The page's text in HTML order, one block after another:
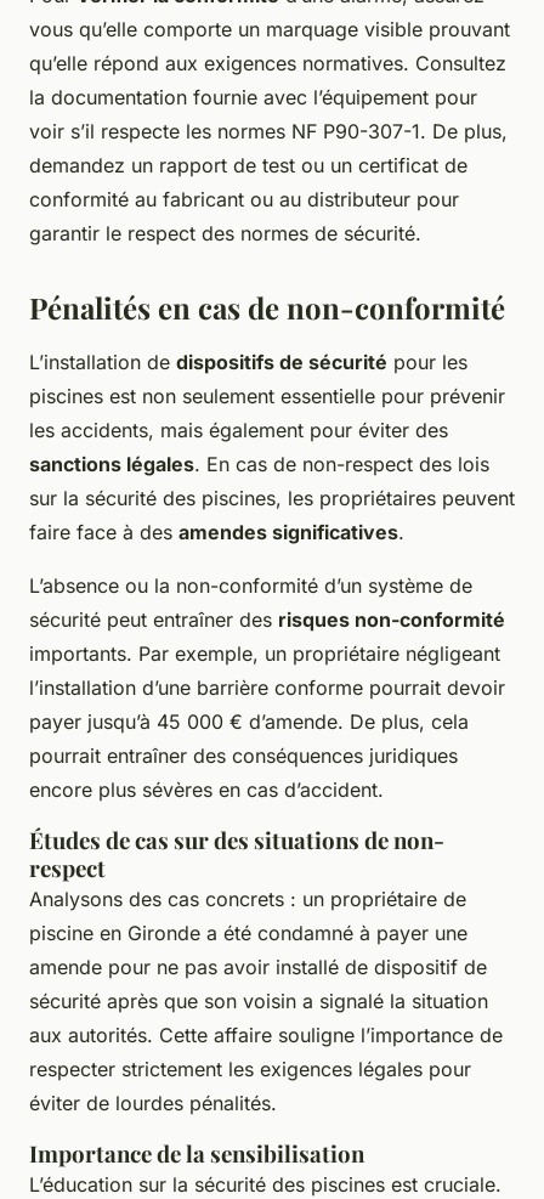
vous qu’elle comporte un marquage visible prouvant
qu’elle répond aux exigences normatives. Consultez
la documentation fournie avec l’équipement pour
voir s’il respecte les normes NF P90-307-1. De plus,
demandez un rapport de test ou un certificat de
conformité au fabricant ou au distributeur pour
garantir le respect des normes de sécurité.
Pénalités en cas de non-conformité
L’installation de dispositifs de sécurité pour les
piscines est non seulement essentielle pour prévenir
les accidents, mais également pour éviter des
sanctions légales. En cas de non-respect des lois
sur la sécurité des piscines, les propriétaires peuvent
faire face à des amendes significatives.
L’absence ou la non-conformité d’un système de
sécurité peut entraîner des risques non-conformité
importants. Par exemple, un propriétaire négligeant
l’installation d’une barrière conforme pourrait devoir
payer jusqu’à 45 000 € d’amende. De plus, cela
pourrait entraîner des conséquences juridiques
encore plus sévères en cas d’accident.
Études de cas sur des situations de non-
respect
Analysons des cas concrets : un propriétaire de
piscine en Gironde a été condamné à payer une
amende pour ne pas avoir installé de dispositif de
sécurité après que son voisin a signalé la situation
aux autorités. Cette affaire souligne l’importance de
respecter strictement les exigences légales pour
éviter de lourdes pénalités.
Importance de la sensibilisation
L’éducation sur la sécurité des piscines est cruciale.